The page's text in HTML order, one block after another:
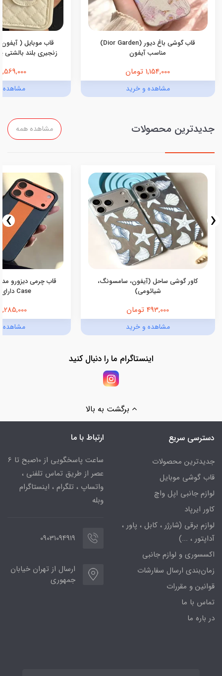
قاب گوشی باغ دیور (Dior Garden)
مناسب آیفون
1,154,000 تومان
مشاهده و خرید
قاب موبایل (
زنجیری بلند بالشتی
1,569,000 تومان
مشاهده
جدیدترین محصولات مشاهده همه
کاور گوشی ساحل (آیفون، سامسونگ،
شیائومی)
493,000 تومان
مشاهده و خرید
Case دارای مگ‌سیف
1,285,000 تومان
مشاهده
‹
›
اینستاگرام ما را دنبال کنید
برگشت به بالا
دسترسی سریع
جدیدترین محصولات
قاب گوشی موبایل
لوازم جانبی اپل واچ
کاور ایرپاد
لوازم برقی (شارژر ، کابل ، پاور ،
آداپتور ، ...)
اکسسوری و لوازم جانبی
زمان‌بندی ارسال سفارشات
قوانین و مقررات
تماس با ما
در باره ما
ارتباط با ما
ساعت پاسخگویی از 10صبح تا 6
عصر از طریق تماس تلفنی ،
واتساپ ، تلگرام ، اینستاگرام
وبله
09031094919
ارسال از تهران خیابان
جمهوری